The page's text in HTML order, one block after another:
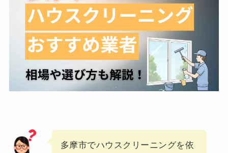
多摩市でハウスクリーニングを依